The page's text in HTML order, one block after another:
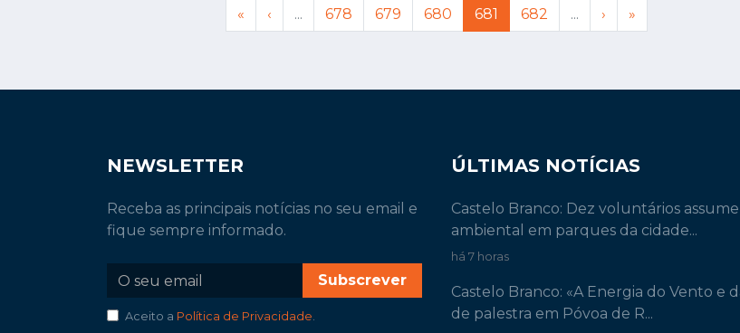
« ‹ ... 678 679 680 681 682 ... › »
NEWSLETTER
Receba as principais notícias no seu email e
fique sempre informado.
Subscrever
Aceito a Política de Privacidade.
ÚLTIMAS NOTÍCIAS
Castelo Branco: Dez voluntários
ambiental em parques da cidade...
há 7 horas
Castelo Branco: «A Energia do Vento e
de palestra em Póvoa de R...